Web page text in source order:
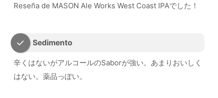
Reseña de MASON Ale Works West Coast IPAでした！
Sedimento
辛くはないがアルコールのSaborが強い。あまりおいしく
はない。薬品っぽい。